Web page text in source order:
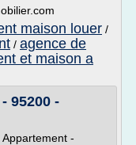
maison louer /
/ agence de
et maison a
95200 -
-